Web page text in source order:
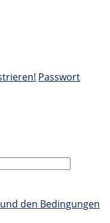
Passwort
den Bedingungen